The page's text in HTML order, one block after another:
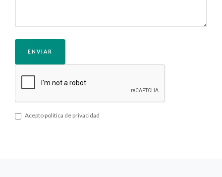
ENVIAR
Acepto política de privacidad